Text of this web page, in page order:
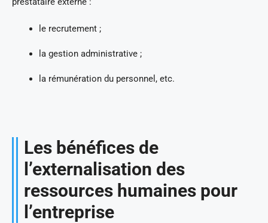
le recrutement ;
la gestion administrative ;
la rémunération du personnel, etc.
Les bénéfices de
l’externalisation des
ressources humaines pour
l’entreprise